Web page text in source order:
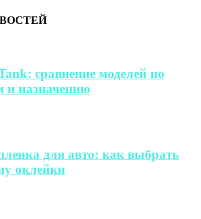
сравнение моделей по
и назначению
для авто: как выбрать
оклейки